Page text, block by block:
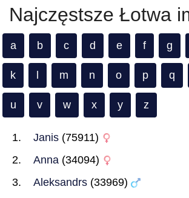
Najczęstsze Łotwa
a b c d e f g
k m n o p q
u v w x y z
Janis (75911)
Anna (34094)
Aleksandrs (33969)